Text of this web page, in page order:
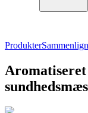
ProdukterSammenlign